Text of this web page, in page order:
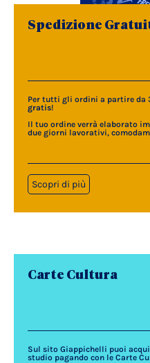
Spedizione
Per tutti gli ordini a partire da
gratis!
Il tuo ordine verrà elaborato
due giorni lavorativi,
Scopri di più
Carte Cultura
Sul sito Giappichelli puoi
studio pagando con le Carte